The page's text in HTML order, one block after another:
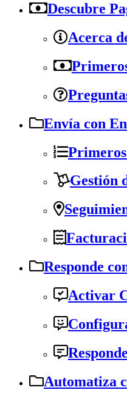
Descubre
Acerca
Envía con
Primeros
Gestión
Responde
Activar
Automatiza